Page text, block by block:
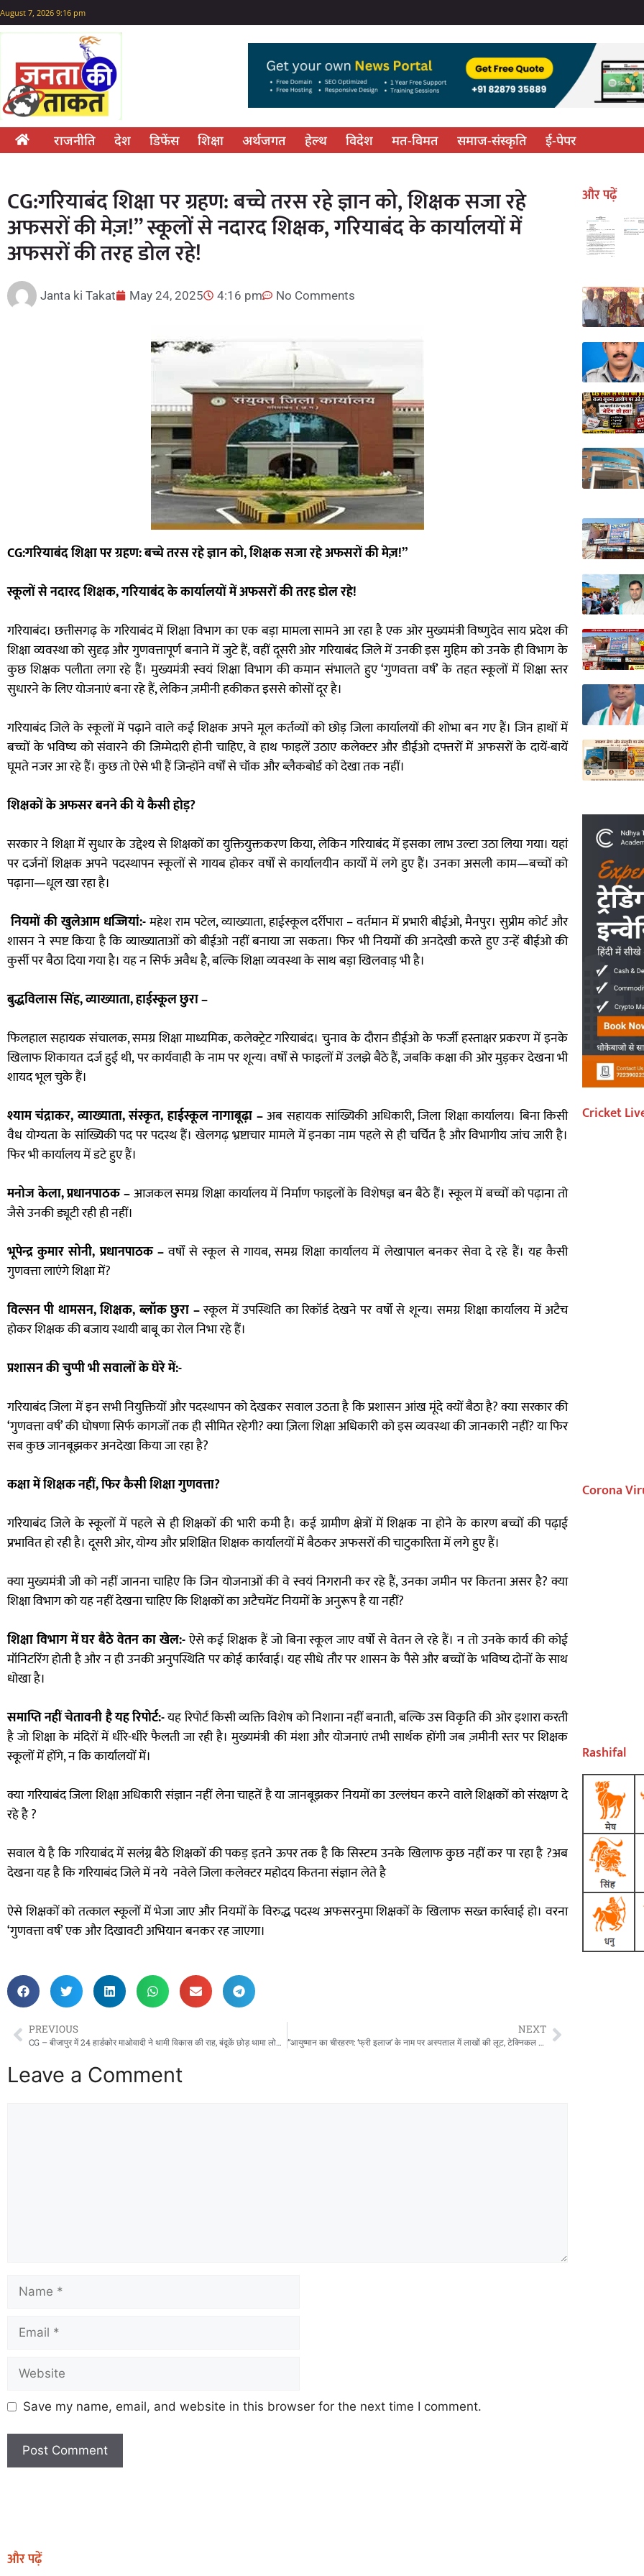
August 7, 2026 9:16 pm
राजनीति देश डिफेंस शिक्षा अर्थजगत हेल्थ विदेश मत-विमत समाज-संस्कृति ई-पेपर
CG:गरियाबंद शिक्षा पर ग्रहण: बच्चे तरस रहे ज्ञान को, शिक्षक सजा रहे
अफसरों की मेज़!” स्कूलों से नदारद शिक्षक, गरियाबंद के कार्यालयों में
अफसरों की तरह डोल रहे!
Janta ki Takat May 24, 2025 4:16 pm No Comments
CG:गरियाबंद शिक्षा पर ग्रहण: बच्चे तरस रहे ज्ञान को, शिक्षक सजा रहे अफसरों की मेज़!”
स्कूलों से नदारद शिक्षक, गरियाबंद के कार्यालयों में अफसरों की तरह डोल रहे!
गरियाबंद। छत्तीसगढ़ के गरियाबंद में शिक्षा विभाग का एक बड़ा मामला सामने आ रहा है एक ओर मुख्यमंत्री विष्णुदेव साय प्रदेश की
शिक्षा व्यवस्था को सुदृढ़ और गुणवत्तापूर्ण बनाने में जुटे हैं, वहीं दूसरी ओर गरियाबंद जिले में उनकी इस मुहिम को उनके ही विभाग के
कुछ शिक्षक पलीता लगा रहे हैं। मुख्यमंत्री स्वयं शिक्षा विभाग की कमान संभालते हुए ‘गुणवत्ता वर्ष’ के तहत स्कूलों में शिक्षा स्तर
सुधारने के लिए योजनाएं बना रहे हैं, लेकिन ज़मीनी हकीकत इससे कोसों दूर है।
गरियाबंद जिले के स्कूलों में पढ़ाने वाले कई शिक्षक अपने मूल कर्तव्यों को छोड़ जिला कार्यालयों की शोभा बन गए हैं। जिन हाथों में
बच्चों के भविष्य को संवारने की जिम्मेदारी होनी चाहिए, वे हाथ फाइलें उठाए कलेक्टर और डीईओ दफ्तरों में अफसरों के दायें-बायें
घूमते नजर आ रहे हैं। कुछ तो ऐसे भी हैं जिन्होंने वर्षों से चॉक और ब्लैकबोर्ड को देखा तक नहीं।
शिक्षकों के अफसर बनने की ये कैसी होड़?
सरकार ने शिक्षा में सुधार के उद्देश्य से शिक्षकों का युक्तियुक्तकरण किया, लेकिन गरियाबंद में इसका लाभ उल्टा उठा लिया गया। यहां
पर दर्जनों शिक्षक अपने पदस्थापन स्कूलों से गायब होकर वर्षों से कार्यालयीन कार्यों में लगे हुए हैं। उनका असली काम—बच्चों को
पढ़ाना—धूल खा रहा है।
नियमों की खुलेआम धज्जियां:-महेश राम पटेल, व्याख्याता, हाईस्कूल दर्रीपारा – वर्तमान में प्रभारी बीईओ, मैनपुर। सुप्रीम कोर्ट और
शासन ने स्पष्ट किया है कि व्याख्याताओं को बीईओ नहीं बनाया जा सकता। फिर भी नियमों की अनदेखी करते हुए उन्हें बीईओ की
कुर्सी पर बैठा दिया गया है। यह न सिर्फ अवैध है, बल्कि शिक्षा व्यवस्था के साथ बड़ा खिलवाड़ भी है।
बुद्धविलास सिंह, व्याख्याता, हाईस्कूल छुरा –
फिलहाल सहायक संचालक, समग्र शिक्षा माध्यमिक, कलेक्ट्रेट गरियाबंद। चुनाव के दौरान डीईओ के फर्जी हस्ताक्षर प्रकरण में इनके
खिलाफ शिकायत दर्ज हुई थी, पर कार्यवाही के नाम पर शून्य। वर्षों से फाइलों में उलझे बैठे हैं, जबकि कक्षा की ओर मुड़कर देखना भी
शायद भूल चुके हैं।
श्याम चंद्राकर, व्याख्याता, संस्कृत, हाईस्कूल नागाबूढ़ा –अब सहायक सांख्यिकी अधिकारी, जिला शिक्षा कार्यालय। बिना किसी
वैध योग्यता के सांख्यिकी पद पर पदस्थ हैं। खेलगढ़ भ्रष्टाचार मामले में इनका नाम पहले से ही चर्चित है और विभागीय जांच जारी है।
फिर भी कार्यालय में डटे हुए हैं।
मनोज केला, प्रधानपाठक –आजकल समग्र शिक्षा कार्यालय में निर्माण फाइलों के विशेषज्ञ बन बैठे हैं। स्कूल में बच्चों को पढ़ाना तो
जैसे उनकी ड्यूटी रही ही नहीं।
भूपेन्द्र कुमार सोनी, प्रधानपाठक –वर्षों से स्कूल से गायब, समग्र शिक्षा कार्यालय में लेखापाल बनकर सेवा दे रहे हैं। यह कैसी
गुणवत्ता लाएंगे शिक्षा में?
विल्सन पी थामसन, शिक्षक, ब्लॉक छुरा –स्कूल में उपस्थिति का रिकॉर्ड देखने पर वर्षों से शून्य। समग्र शिक्षा कार्यालय में अटैच
होकर शिक्षक की बजाय स्थायी बाबू का रोल निभा रहे हैं।
प्रशासन की चुप्पी भी सवालों के घेरे में:-
गरियाबंद जिला में इन सभी नियुक्तियों और पदस्थापन को देखकर सवाल उठता है कि प्रशासन आंख मूंदे क्यों बैठा है? क्या सरकार की
‘गुणवत्ता वर्ष’ की घोषणा सिर्फ कागजों तक ही सीमित रहेगी? क्या ज़िला शिक्षा अधिकारी को इस व्यवस्था की जानकारी नहीं? या फिर
सब कुछ जानबूझकर अनदेखा किया जा रहा है?
कक्षा में शिक्षक नहीं, फिर कैसी शिक्षा गुणवत्ता?
गरियाबंद जिले के स्कूलों में पहले से ही शिक्षकों की भारी कमी है। कई ग्रामीण क्षेत्रों में शिक्षक ना होने के कारण बच्चों की पढ़ाई
प्रभावित हो रही है। दूसरी ओर, योग्य और प्रशिक्षित शिक्षक कार्यालयों में बैठकर अफसरों की चाटुकारिता में लगे हुए हैं।
क्या मुख्यमंत्री जी को नहीं जानना चाहिए कि जिन योजनाओं की वे स्वयं निगरानी कर रहे हैं, उनका जमीन पर कितना असर है? क्या
शिक्षा विभाग को यह नहीं देखना चाहिए कि शिक्षकों का अटैचमेंट नियमों के अनुरूप है या नहीं?
शिक्षा विभाग में घर बैठे वेतन का खेल:-ऐसे कई शिक्षक हैं जो बिना स्कूल जाए वर्षों से वेतन ले रहे हैं। न तो उनके कार्य की कोई
मॉनिटरिंग होती है और न ही उनकी अनुपस्थिति पर कोई कार्रवाई। यह सीधे तौर पर शासन के पैसे और बच्चों के भविष्य दोनों के साथ
धोखा है।
समाप्ति नहीं चेतावनी है यह रिपोर्ट:-यह रिपोर्ट किसी व्यक्ति विशेष को निशाना नहीं बनाती, बल्कि उस विकृति की ओर इशारा करती
है जो शिक्षा के मंदिरों में धीरे-धीरे फैलती जा रही है। मुख्यमंत्री की मंशा और योजनाएं तभी सार्थक होंगी जब ज़मीनी स्तर पर शिक्षक
स्कूलों में होंगे, न कि कार्यालयों में।
क्या गरियाबंद जिला शिक्षा अधिकारी संज्ञान नहीं लेना चाहतें है या जानबूझकर नियमों का उल्लंघन करने वाले शिक्षकों को संरक्षण दे
रहे है ?
सवाल ये है कि गरियाबंद में सलंग्न बैठे शिक्षकों की पकड़ इतने ऊपर तक है कि सिस्टम उनके खिलाफ कुछ नहीं कर पा रहा है ?अब
देखना यह है कि गरियाबंद जिले में नये नवेले जिला कलेक्टर महोदय कितना संज्ञान लेते है
ऐसे शिक्षकों को तत्काल स्कूलों में भेजा जाए और नियमों के विरुद्ध पदस्थ अफसरनुमा शिक्षकों के खिलाफ सख्त कार्रवाई हो। वरना
‘गुणवत्ता वर्ष’ एक और दिखावटी अभियान बनकर रह जाएगा।
PREVIOUS
CG – बीजापुर में 24 हार्डकोर माओवादी ने थामी विकास की राह, बंदूकें छोड़ थामा लोकतंत्र का हाथ”,,,,,,
NEXT
“आयुष्मान का चीरहरण: ‘फ्री इलाज’ के नाम पर अस्पताल में लाखों की लूट, टेक्निकल इशू या सुनियोजित धोखा?”अब न्याय की मांग,,,
Leave a Comment
Save my name, email, and website in this browser for the next time I comment.
और पढ़ें
Cricket
Corona
Rashifal
और पढ़ें